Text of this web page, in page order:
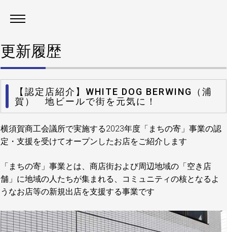
更新履歴
【認定店紹介】WHITE DOG BERWING（浦
賀） 地ビールで街を元気に！
横須賀商工会議所で実施する2023年度「まちの寄」事業の認
定・支援を受けてオープンしたお店をご紹介します
「まちの寄」事業とは、商店街および周辺地域の「空き店
舗」に地域の人たちが集まれる、コミュニティの核となるよ
うなお店等の新規出店を支援する事業です